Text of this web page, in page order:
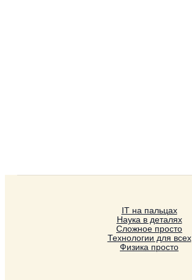
IT на пальцах
Наука в деталях
Сложное просто
Технологии для всех
Физика просто